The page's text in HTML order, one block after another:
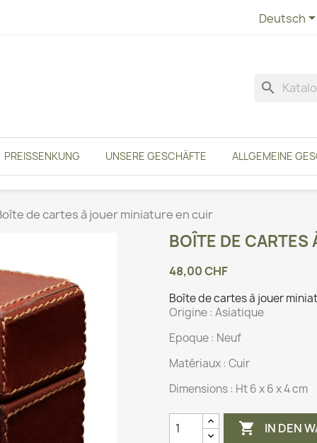
Deutsch
search
PREISSENKUNG UNSERE GESCHÄFTE ALLGEMEINE
de cartes à jouer miniature en cuir
BOÎTE DE CARTES
48,00 CHF
Boîte de cartes à jouer
Origine : Asiatique
Epoque : Neuf
Matériaux : Cuir
Dimensions : Ht 6 x 6 x 4 cm
 IN DEN